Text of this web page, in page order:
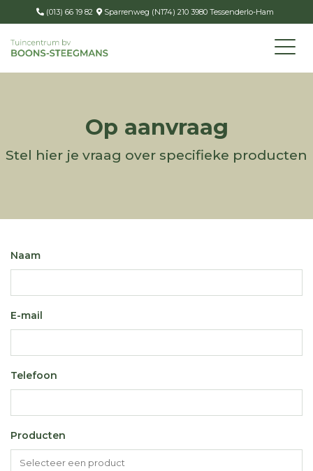
(013) 66 19 82 Sparrenweg (N174) 210 3980 Tessenderlo-Ham
Op aanvraag
Stel hier je vraag over specifieke producten
Naam
E-mail
Telefoon
Producten